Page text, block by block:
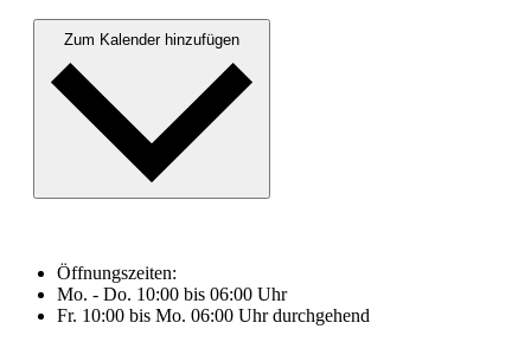
Öffnungszeiten:
Mo. - Do. 10:00 bis 06:00 Uhr
Fr. 10:00 bis Mo. 06:00 Uhr durchgehend